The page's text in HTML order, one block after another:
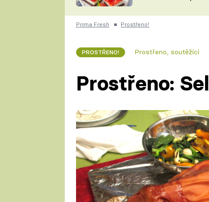
ČESKO NA
KUCHAŘKA
Prima Fresh ■ Prostřeno!
PROSTŘENO! Prostřeno, soutěžící
Prostřeno: